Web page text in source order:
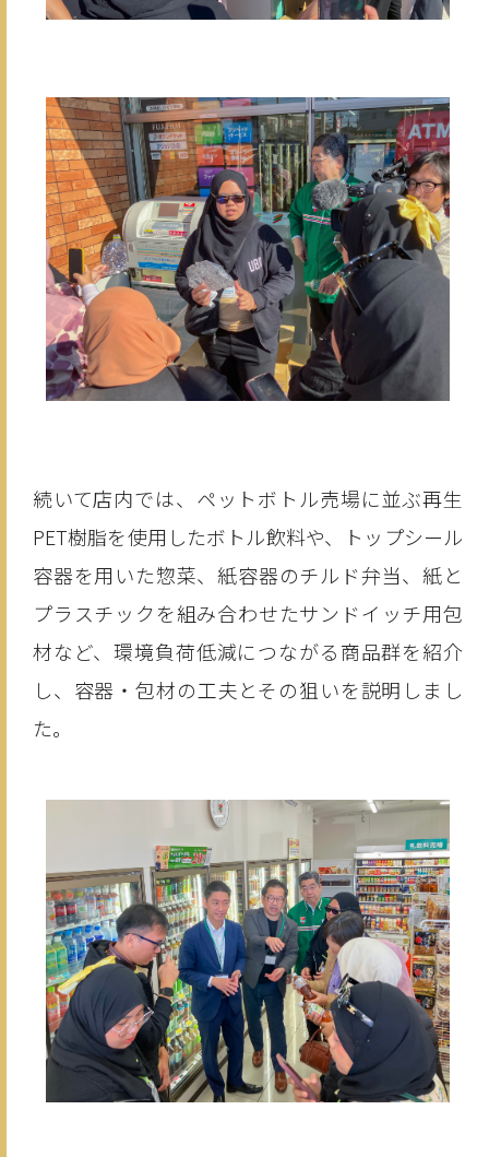
続いて店内では、ペットボトル売場に並ぶ再生
PET樹脂を使用したボトル飲料や、トップシール
容器を用いた惣菜、紙容器のチルド弁当、紙と
プラスチックを組み合わせたサンドイッチ用包
材など、環境負荷低減につながる商品群を紹介
し、容器・包材の工夫とその狙いを説明しまし
た。